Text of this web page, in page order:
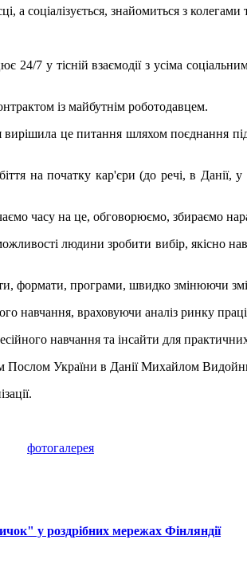
соціалізується, знайомиться з
24/7 у тісній взаємодії з усіма
із майбутнім роботодавцем.
це питання шляхом поєднання
на початку кар'єри (до речі, в Данії,
часу на це, обговорюємо, збираємо
людини зробити вибір, якісно
формати, програми, швидко змінюючи
враховуючи аналіз ринку
навчання та інсайти для
Послом України в Данії Михайлом
фотогалерея
у роздрібних мережах Фінляндії